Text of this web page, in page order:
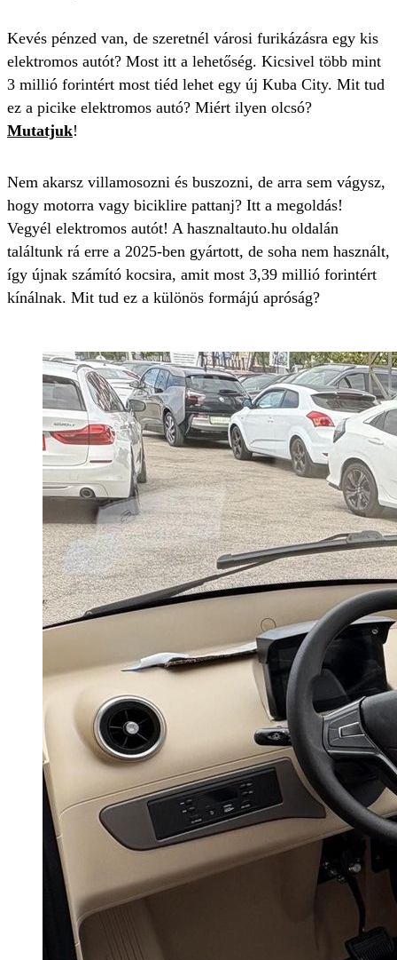
Kevés pénzed van, de szeretnél városi furikázásra egy kis
elektromos autót? Most itt a lehetőség. Kicsivel több mint
3 millió forintért most tiéd lehet egy új Kuba City. Mit tud
ez a picike elektromos autó? Miért ilyen olcsó?
Mutatjuk!
Nem akarsz villamosozni és buszozni, de arra sem vágysz,
hogy motorra vagy biciklire pattanj? Itt a megoldás!
Vegyél elektromos autót! A hasznaltauto.hu oldalán
találtunk rá erre a 2025-ben gyártott, de soha nem használt,
így újnak számító kocsira, amit most 3,39 millió forintért
kínálnak. Mit tud ez a különös formájú apróság?